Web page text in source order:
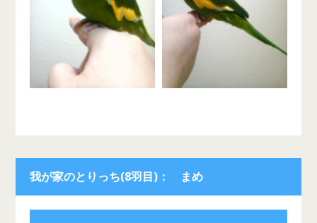
我が家のとりっち(8羽目)： まめ